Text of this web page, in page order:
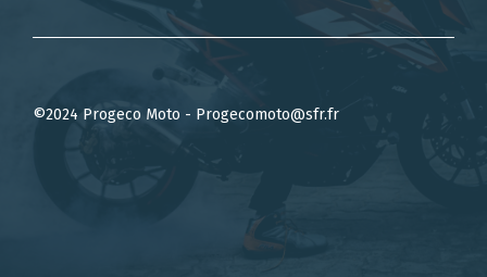
©2024 Progeco Moto - Progecomoto@sfr.fr